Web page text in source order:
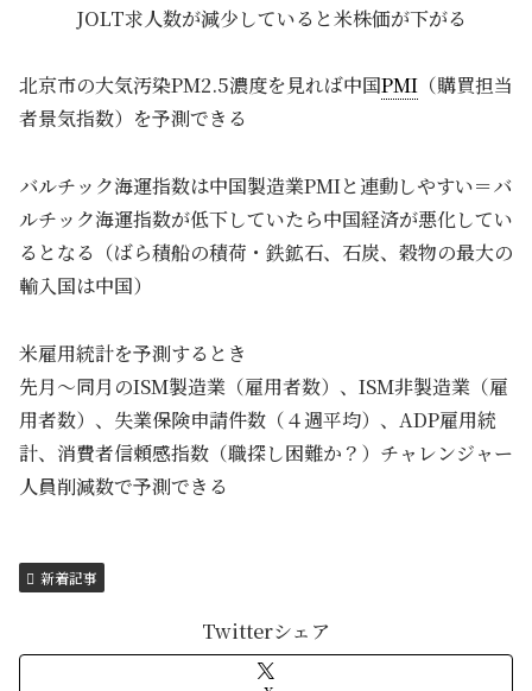
JOLT求人数が減少していると米株価が下がる
北京市の大気汚染PM2.5濃度を見れば中国PMI （購買担当
者景気指数）を予測できる
バルチック海運指数は中国製造業PMIと連動しやすい＝バ
ルチック海運指数が低下していたら中国経済が悪化してい
るとなる（ばら積船の積荷・鉄鉱石、石炭、穀物の最大の
輸入国は中国）
米雇用統計を予測するとき
先月～同月のISM製造業（雇用者数）、ISM非製造業（雇
用者数）、失業保険申請件数（４週平均）、ADP雇用統
計、消費者信頼感指数（職探し困難か？）チャレンジャー
人員削減数で予測できる
新着記事
Twitterシェア